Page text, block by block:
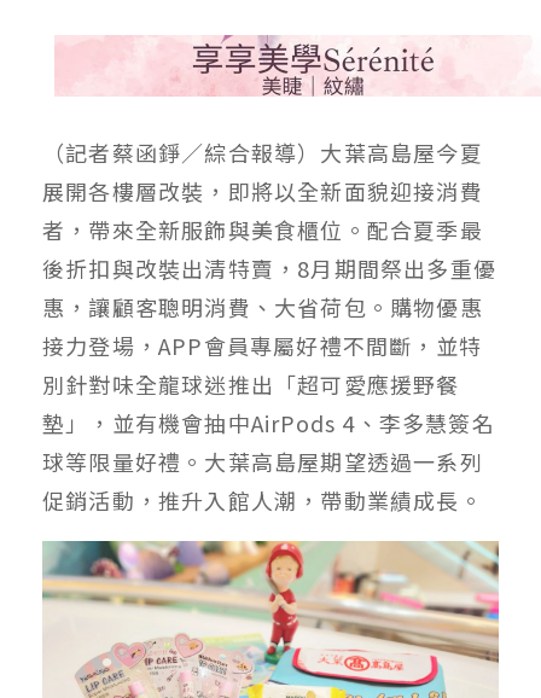
（記者蔡函錚／綜合報導） 大葉高島屋今夏
展開各樓層改裝，即將以全新面貌迎接消費
者，帶來全新服飾與美食櫃位。配合夏季最
後折扣與改裝出清特賣，8月期間祭出多重優
惠，讓顧客聰明消費、大省荷包。購物優惠
接力登場，APP會員專屬好禮不間斷，並特
別針對味全龍球迷推出「超可愛應援野餐
墊」，並有機會抽中AirPods 4、李多慧簽名
球等限量好禮。大葉高島屋期望透過一系列
促銷活動，推升入館人潮，帶動業績成長。